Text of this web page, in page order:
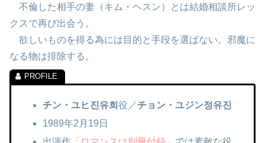
不倫した相手の妻（キム・ヘスン）とは結婚相談所レッ
クスで再び出会う。
欲しいものを得る為には目的と手段を選ばない。邪魔に
なる物は排除する。
チン・ユヒ진유희役／チョン・ユジン정유진
1989年2月19日